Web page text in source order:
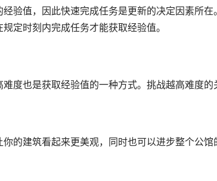
验值，因此快速完成任务是更新的决定因素所
定时刻内完成任务才能获取经验值。
度也是获取经验值的一种方式。挑战越高难度的
的建筑看起来更美观，同时也可以进步整个公